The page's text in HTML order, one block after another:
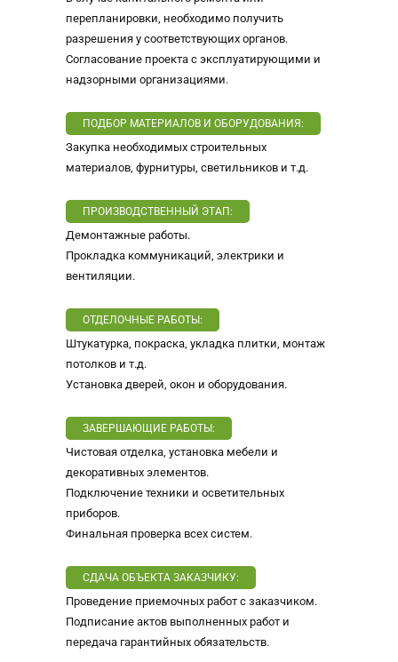
перепланировки, необходимо получить
разрешения у соответствующих органов.
Согласование проекта с эксплуатирующими и
надзорными организациями.
ПОДБОР МАТЕРИАЛОВ И ОБОРУДОВАНИЯ:
Закупка необходимых строительных
материалов, фурнитуры, светильников и т.д.
ПРОИЗВОДСТВЕННЫЙ ЭТАП:
Демонтажные работы.
Прокладка коммуникаций, электрики и
вентиляции.
ОТДЕЛОЧНЫЕ РАБОТЫ:
Штукатурка, покраска, укладка плитки, монтаж
потолков и т.д.
Установка дверей, окон и оборудования.
ЗАВЕРШАЮЩИЕ РАБОТЫ:
Чистовая отделка, установка мебели и
декоративных элементов.
Подключение техники и осветительных
приборов.
Финальная проверка всех систем.
СДАЧА ОБЪЕКТА ЗАКАЗЧИКУ:
Проведение приемочных работ с заказчиком.
Подписание актов выполненных работ и
передача гарантийных обязательств.